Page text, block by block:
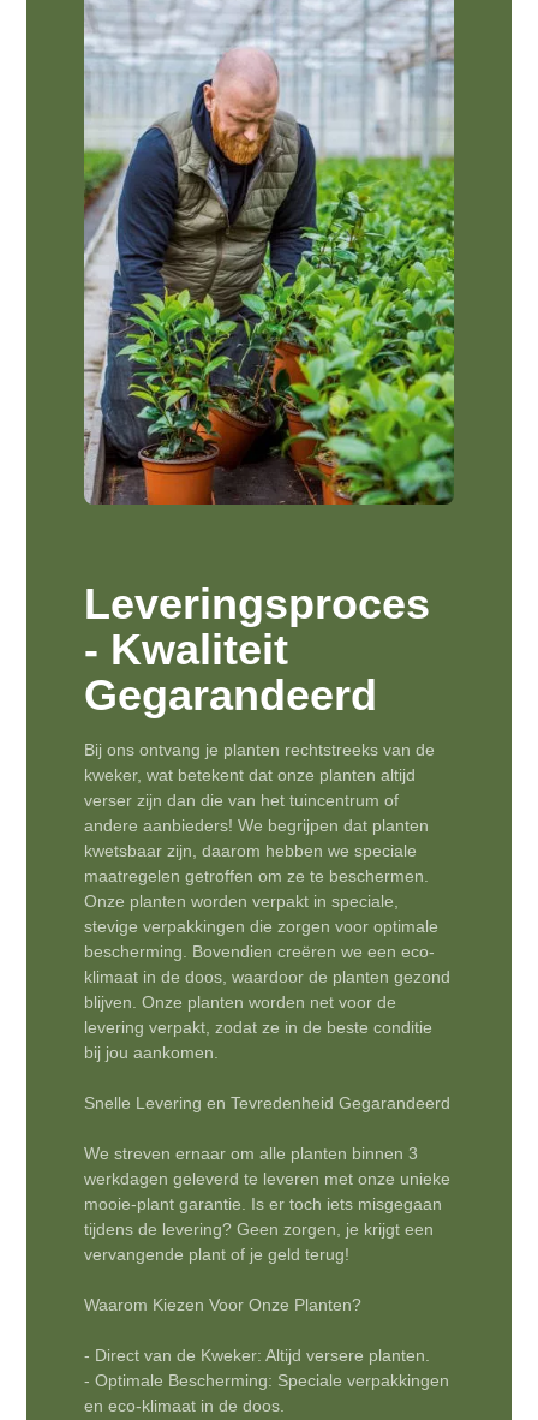
Leveringsproces
- Kwaliteit
Gegarandeerd
Bij ons ontvang je planten rechtstreeks van de
kweker, wat betekent dat onze planten altijd
verser zijn dan die van het tuincentrum of
andere aanbieders! We begrijpen dat planten
kwetsbaar zijn, daarom hebben we speciale
maatregelen getroffen om ze te beschermen.
Onze planten worden verpakt in speciale,
stevige verpakkingen die zorgen voor optimale
bescherming. Bovendien creëren we een eco-
klimaat in de doos, waardoor de planten gezond
blijven. Onze planten worden net voor de
levering verpakt, zodat ze in de beste conditie
bij jou aankomen.
Snelle Levering en Tevredenheid Gegarandeerd
We streven ernaar om alle planten binnen 3
werkdagen geleverd te leveren met onze unieke
mooie-plant garantie. Is er toch iets misgegaan
tijdens de levering? Geen zorgen, je krijgt een
vervangende plant of je geld terug!
Waarom Kiezen Voor Onze Planten?
- Direct van de Kweker: Altijd versere planten.
- Optimale Bescherming: Speciale verpakkingen
en eco-klimaat in de doos.